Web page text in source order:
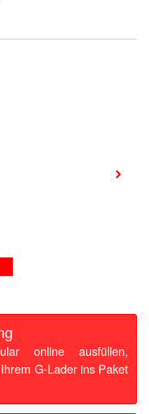
online ausfüllen,
G-Lader ins Paket